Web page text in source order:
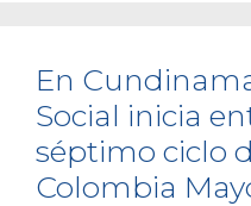
En
Social inicia
séptimo ciclo
Colombia